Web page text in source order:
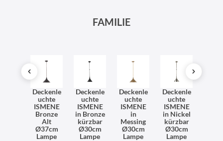
FAMILIE
Deckenle
uchte
ISMENE
Bronze
Alt
Ø37cm
Lampe
Deckenle
uchte
ISMENE
in Bronze
kürzbar
Ø30cm
Lampe
Deckenle
uchte
ISMENE
in
Messing
Ø30cm
Lampe
Deckenle
uchte
ISMENE
in Nickel
kürzbar
Ø30cm
Lampe